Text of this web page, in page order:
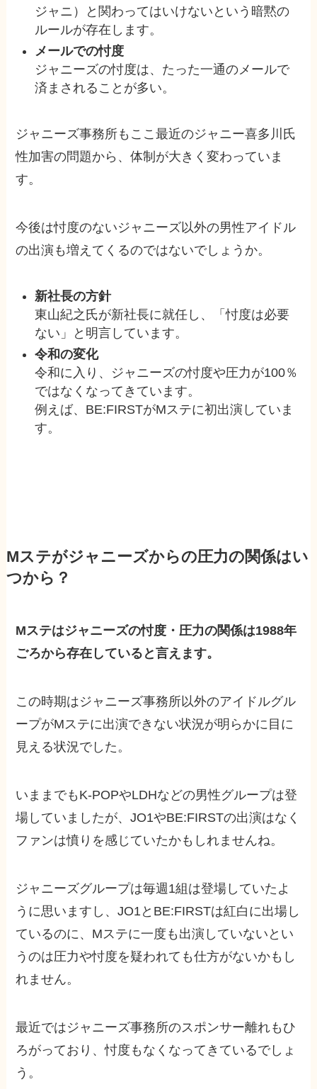
ジャニ）と関わってはいけないという暗黙の
ルールが存在します。
メールでの忖度
ジャニーズの忖度は、たった一通のメールで
済まされることが多い。
ジャニーズ事務所もここ最近のジャニー喜多川氏
性加害の問題から、体制が大きく変わっていま
す。
今後は忖度のないジャニーズ以外の男性アイドル
の出演も増えてくるのではないでしょうか。
新社長の方針
東山紀之氏が新社長に就任し、「忖度は必要
ない」と明言しています。
令和の変化
令和に入り、ジャニーズの忖度や圧力が100％
ではなくなってきています。
例えば、BE:FIRSTがMステに初出演していま
す。
Mステがジャニーズからの圧力の関係はい
つから？
Mステはジャニーズの忖度・圧力の関係は1988年
ごろから存在していると言えます。
この時期はジャニーズ事務所以外のアイドルグル
ープがMステに出演できない状況が明らかに目に
見える状況でした。
いままでもK-POPやLDHなどの男性グループは登
場していましたが、JO1やBE:FIRSTの出演はなく
ファンは憤りを感じていたかもしれませんね。
ジャニーズグループは毎週1組は登場していたよ
うに思いますし、JO1とBE:FIRSTは紅白に出場し
ているのに、Mステに一度も出演していないとい
うのは圧力や忖度を疑われても仕方がないかもし
れません。
最近ではジャニーズ事務所のスポンサー離れもひ
ろがっており、忖度もなくなってきているでしょ
う。